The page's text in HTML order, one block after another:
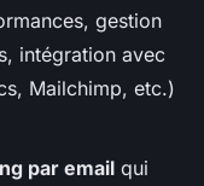
gestion
intégration avec
Mailchimp, etc.)
par email qui